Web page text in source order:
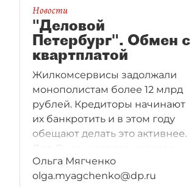
Новости
"Деловой
Петербург". Обмен с
квартплатой
Жилкомсервисы задолжали
монополистам более 12 млрд
рублей. Кредиторы начинают
их банкротить и в этом году
обещают делать это активнее.
потерей контроля над 50 млрд
рублей в год.
Ольга Мягченко
olga.myagchenko@dp.ru